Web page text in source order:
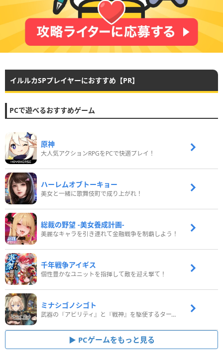
イルルカSPプレイヤーにおすすめ【PR】
PCで遊べるおすすめゲーム
原神
大人気アクションRPGをPCで快適プレイ！
ハーレムオブトーキョー
美女と一緒に歌舞伎町で成り上がれ！
総裁の野望 -美女養成計画-
美麗なキャラを引き連れて金融戦争を制覇しよう！
千年戦争アイギス
個性豊かなユニットを指揮して敵を迎え撃て！
ミナシゴノシゴト
武器の『アビリティ』と『戦神』を駆使するターン制コマンドバトルRPG！
PCゲームをもっと見る